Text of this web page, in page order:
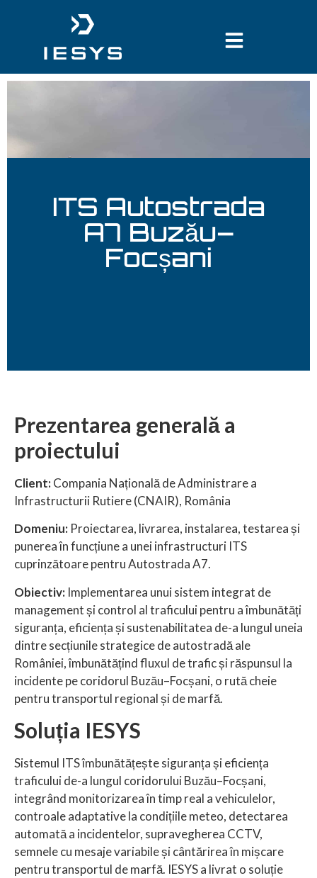
ITS Autostrada
A7 Buzău–
Focșani
Prezentarea generală a
proiectului
Client:Compania Națională de Administrare a
Infrastructurii Rutiere (CNAIR), România
Domeniu: Proiectarea, livrarea, instalarea, testarea și
punerea în funcțiune a unei infrastructuri ITS
cuprinzătoare pentru Autostrada A7.
Obiectiv: Implementarea unui sistem integrat de
management și control al traficului pentru a îmbunătăți
siguranța, eficiența și sustenabilitatea de-a lungul uneia
dintre secțiunile strategice de autostradă ale
României, îmbunătățind fluxul de trafic și răspunsul la
incidente pe coridorul Buzău–Focșani, o rută cheie
pentru transportul regional și de marfă.
Soluția IESYS
Sistemul ITS îmbunătățește siguranța și eficiența
traficului de-a lungul coridorului Buzău–Focșani,
integrând monitorizarea în timp real a vehiculelor,
controale adaptative la condițiile meteo, detectarea
automată a incidentelor, supravegherea CCTV,
semnele cu mesaje variabile și cântărirea în mișcare
pentru transportul de marfă. IESYS a livrat o soluție